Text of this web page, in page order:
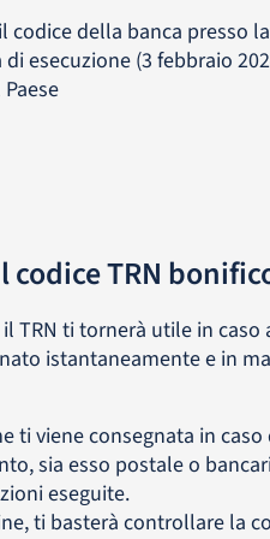
codice della banca presso
esecuzione (3 febbraio
codice TRN
TRN ti tornerà utile in
istantaneamente e in
ti viene consegnata in
sia esso postale o
eseguite.
ti basterà controllare la